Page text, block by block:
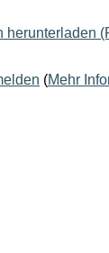
herunterladen
(Mehr